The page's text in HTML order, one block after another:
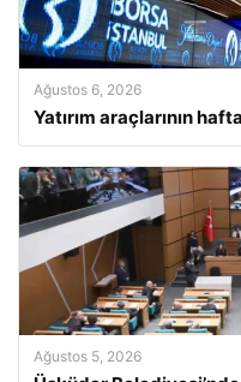
Ağustos 6, 2026
Yatırım araçlarının
Ağustos 5, 2026